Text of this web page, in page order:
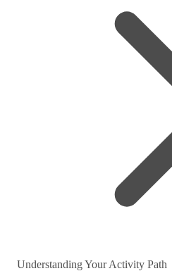
Understanding Your Activity Path